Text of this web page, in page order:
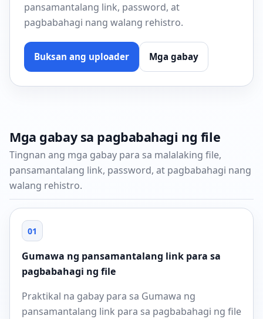
pansamantalang link, password, at
pagbabahagi nang walang rehistro.
Buksan ang uploader Mga gabay
Mga gabay sa pagbabahagi ng file
Tingnan ang mga gabay para sa malalaking file,
pansamantalang link, password, at pagbabahagi nang
walang rehistro.
01
Gumawa ng pansamantalang link para sa
pagbabahagi ng file
Praktikal na gabay para sa Gumawa ng
pansamantalang link para sa pagbabahagi ng file